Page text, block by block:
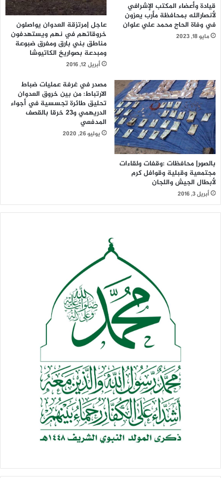
قيادة وأعضاء المكتب الإشرافي
لأنصارالله بمحافظة مأرب يعزون
في وفاة الحاج محمد علي علوان
مايو 18, 2023
عاجل |مرتزقة العدوان يواصلون
خروقاتهم في نهم ويستهدفون
مناطق بني بارق ومفرق ضبوعة
ومبدعة بصواريخ الكاتيوشا
أبريل 12, 2016
بالصور| محافظات :وقفات ولقاءات
مجتمعية وقبلية وقوافل كرم
لأبطال الجيش واللجان
أبريل 3, 2016
مصدر في غرفة عمليات ضباط
الارتباط: من بين خروق العدوان
تحليق طائرة تجسسية في أجواء
الدريهمي و23 خرقا بالقصف
المدفعي
يوليو 26, 2020